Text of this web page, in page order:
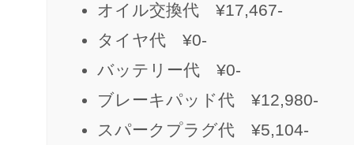
オイル交換代 ¥17,467-
タイヤ代 ¥0-
バッテリー代 ¥0-
ブレーキパッド代 ¥12,980-
スパークプラグ代 ¥5,104-